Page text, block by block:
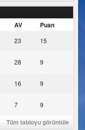
AV Puan
23 15
28 9
16 9
7 9
Tüm tabloyu görüntüle